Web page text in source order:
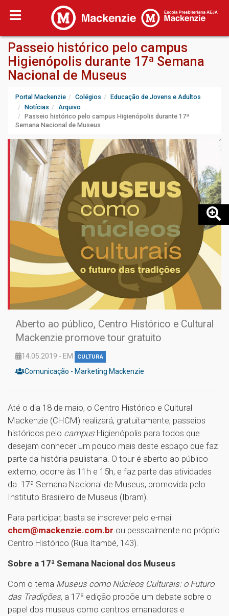
Passeio histórico pelo campus
Higienópolis durante 17ª Semana
Nacional de Museus
Portal Mackenzie Colégios
Educação de Jovens e Adultos
Notícias
Arquivo
Passeio histórico pelo campus Higienópolis durante 17ª
Semana Nacional de Museus
Aberto ao público, Centro Histórico e Cultural
Mackenzie promove tour gratuito
14.05.2019 - EM CULTURA
Comunicação - Marketing Mackenzie
Até o dia 18 de maio, o Centro Histórico e Cultural
Mackenzie (CHCM) realizará, gratuitamente, passeios
históricos pelo campus Higienópolis para todos que
desejam conhecer um pouco mais deste espaço que faz
parte da história paulistana. O tour é aberto ao público
externo, ocorre às 11h e 15h, e faz parte das atividades
da 17ª Semana Nacional de Museus, promovida pelo
Instituto Brasileiro de Museus (Ibram).
Para participar, basta se inscrever pelo e-mail
chcm@mackenzie.com.br ou pessoalmente no próprio
Centro Histórico (Rua Itambé, 143).
Sobre a 17ª Semana Nacional dos Museus
Com o tema Museus como Núcleos Culturais: o Futuro
das Tradições, a 17ª edição propõe um debate sobre o
papel dos museus como centros emanadores e